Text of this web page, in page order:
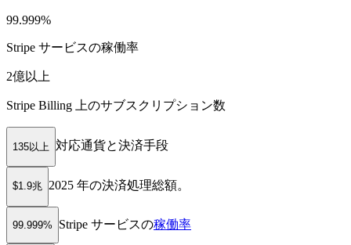
99.999%
Stripe サービスの稼働率
2億以上
Stripe Billing 上のサブスクリプション数
135以上 対応通貨と決済手段
$1.9兆 2025 年の決済処理総額。
99.999% Stripe サービスの稼働率